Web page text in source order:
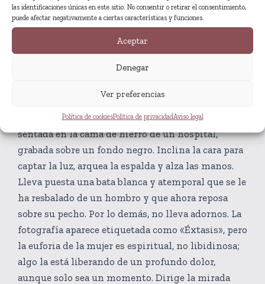
las identificaciones únicas en este sitio. No consentir o retirar el consentimiento,
puede afectar negativamente a ciertas características y funciones.
Aceptar
Denegar
Ver preferencias
Política de cookiesPolítica de privacidadAviso legal
Fragmento
Enmarcada en primer plano, en monocromo
envejecido: una mujer, petrificada en paroxismo,
sentada en la cama de hierro de un hospital,
grabada sobre un fondo negro. Inclina la cara para
captar la luz, arquea la espalda y alza las manos.
Lleva puesta una bata blanca y atemporal que se le
ha resbalado de un hombro y que ahora reposa
sobre su pecho. Por lo demás, no lleva adornos. La
fotografía aparece etiquetada como «Éxtasis», pero
la euforia de la mujer es espiritual, no libidinosa;
algo la está liberando de un profundo dolor,
aunque solo sea un momento. Dirige la mirada